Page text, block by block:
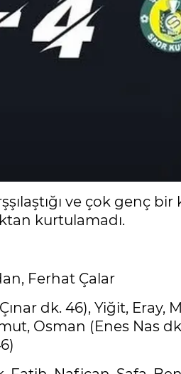
ve çok genç
kurtulamadı.
Ferhat Çalar
dk. 46), Yiğit, Eray,
Osman (Enes Nas